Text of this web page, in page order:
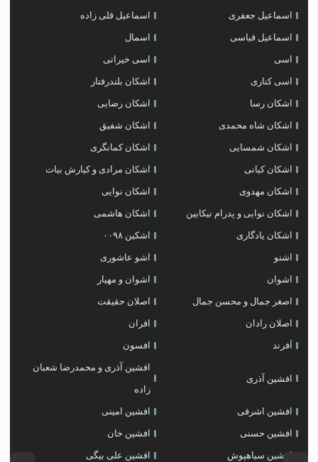
اسماعیل جعفری اسماعیل قلی زاده
اسماعیل قیاسی اسمال
اسی اسی خیراتی
اسی کناری اشکان بلندرفتار
اشکان رسا اشکان رضایی
اشکان شاه محمدی اشکان شفیق
اشکان شمسایی اشکان‌ کمانگری
اشکان کیانی اشکان مرادی و کیارش بیات
اشکان مهدوی اشکان نوایی
اشکان نوایی و پدرام نیکایین اشکان هاشمی
اشکان یادگاری اشکین ۰۰۹۸
اشنو اشو عاشوری
اشوان اشوان و مهیار
اصغر جمال و محسن جمال اصلان حقیقت
اصلان رادان افران
اَفرند افسون
افشین آذری
افشین آذری و محمدرضا شعبان
زاده
افشین اشرفی افشین امینی
افشین حسنی افشین خان
افشین سیاهپوش افشین علی بیگی